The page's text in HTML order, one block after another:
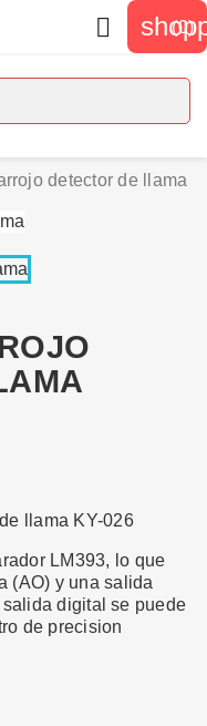
(0)

detector de llama
llama KY-026
LM393, lo que
(AO) y una salida
digital se puede
de precision